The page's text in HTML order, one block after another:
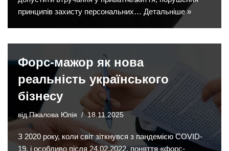
принципів захисту персональних… Детальніше »
Форс-мажор як нова
реальність українського
бізнесу
відПікалова Юлія 18.11.2025
З 2020 року, коли світ зіткнувся з пандемією COVID-
19, і особливо після 24.02.2022, поняття «форс-